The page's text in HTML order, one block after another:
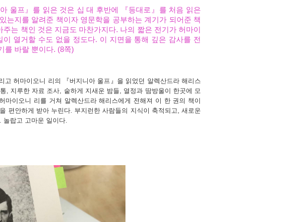
울프』 를 읽은 것은 십 대 후반에 『등대로 』 를 처음 읽은
는지를 알려준 책이자 영문학을 공부하는 계기가 되어준 책
는 책인 것은 지금도 마찬가지다. 나의 짧은 전기가 허마이
이 열거할 수도 없을 정도다. 이 지면을 통해 깊은 감사를 전
를 바랄 뿐이다. (8쪽)
고 허마이오니 리의 『버지니아 울프』을 읽었던 알렉산드라 해리스
, 지루한 자료 조사, 숱하게 지새운 밤들, 열정과 땀방울이 한곳에 모
마이오니 리를 거쳐 알렉산드라 해리스에게 전해져 이 한 권의 책이
편안하게 받아 누린다. 부지런한 사람들의 지식이 축적되고,새로운
. 놀랍고 고마운 일이다.